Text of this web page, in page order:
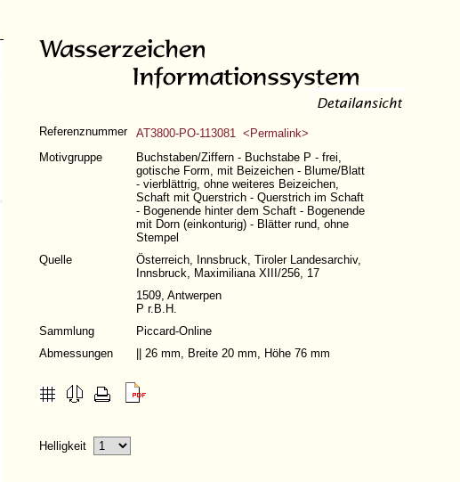
Referenznummer
AT3800-PO-113081 <Permalink>
Motivgruppe
Buchstaben/Ziffern - Buchstabe P - frei,
gotische Form, mit Beizeichen - Blume/Blatt
- vierblättrig, ohne weiteres Beizeichen,
Schaft mit Querstrich - Querstrich im Schaft
- Bogenende hinter dem Schaft - Bogenende
mit Dorn (einkonturig) - Blätter rund, ohne
Stempel
Quelle
Österreich, Innsbruck, Tiroler Landesarchiv,
Innsbruck, Maximiliana XIII/256, 17
1509, Antwerpen
P r.B.H.
Sammlung
Piccard-Online
Abmessungen
|| 26 mm, Breite 20 mm, Höhe 76 mm
Helligkeit